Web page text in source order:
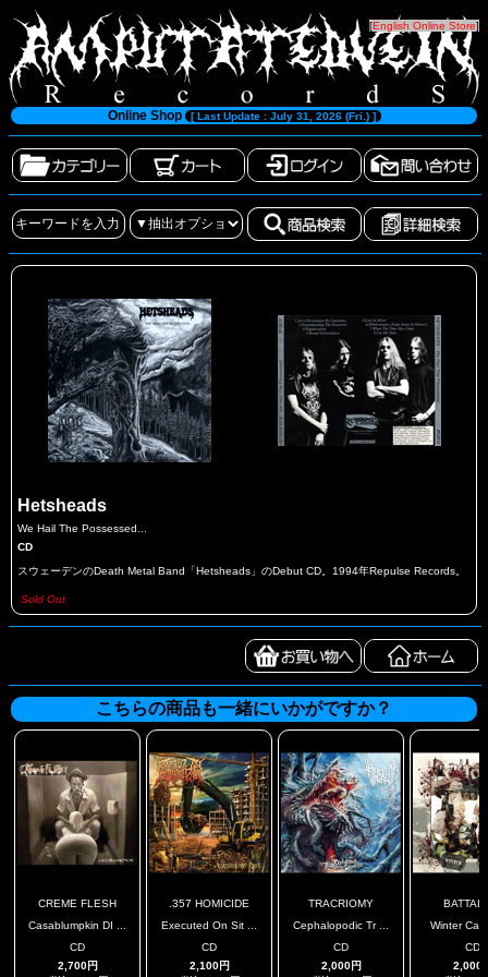
[English Online Store]
Online Shop [ Last Update : July 31, 2026 (Fri.) ]
Hetsheads
We Hail The Possessed...
CD
スウェーデンのDeath Metal Band「Hetsheads」のDebut CD。1994年Repulse Records。
Sold Out
こちらの商品も一緒にいかがですか？
CREME FLESH
Casablumpkin DI ...
CD
2,700円
.357 HOMICIDE
Executed On Sit ...
CD
2,100円
TRACRIOMY
Cephalopodic Tr ...
CD
2,000円
Winter
CD
2,000